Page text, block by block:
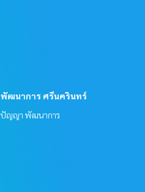
พัฒนาการ ศรีนครินทร์
ปัญญา พัฒนาการ